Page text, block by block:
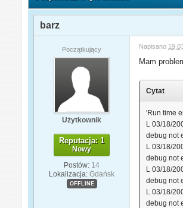
barz
Początkujący
Użytkownik
Reputacja: 1
Nowy
Postów: 14
Lokalizacja: Gdańsk
OFFLINE
Napisano
Mam
Cytat
'Run time
L 03/18/
debug not
L 03/18/
debug not
L 03/18/
debug not
L 03/18/
debug not